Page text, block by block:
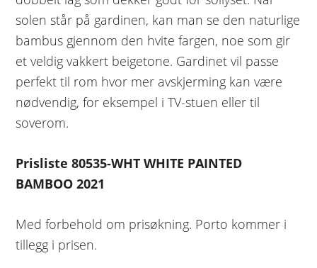
solen står på gardinen, kan man se den naturlige
bambus gjennom den hvite fargen, noe som gir
et veldig vakkert beigetone. Gardinet vil passe
perfekt til rom hvor mer avskjerming kan være
nødvendig, for eksempel i TV-stuen eller til
soverom.
Prisliste 80535-WHT WHITE PAINTED
BAMBOO 2021
Med forbehold om prisøkning. Porto kommer i
tillegg i prisen.